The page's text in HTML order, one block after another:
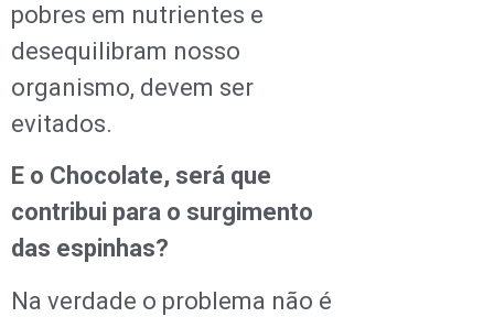
pobres em nutrientes e
desequilibram nosso
organismo, devem ser
evitados.
E o Chocolate, será que
contribui para o surgimento
das espinhas?
Na verdade o problema não é